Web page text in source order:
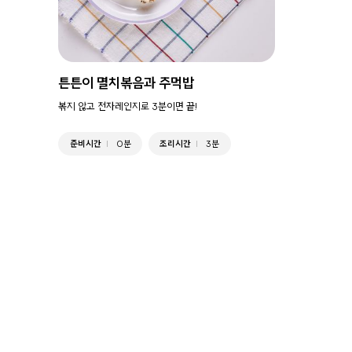
튼튼이 멸치볶음과 주먹밥
볶지 않고 전자레인지로 3분이면 끝!
준비시간 0분 조리시간 3분